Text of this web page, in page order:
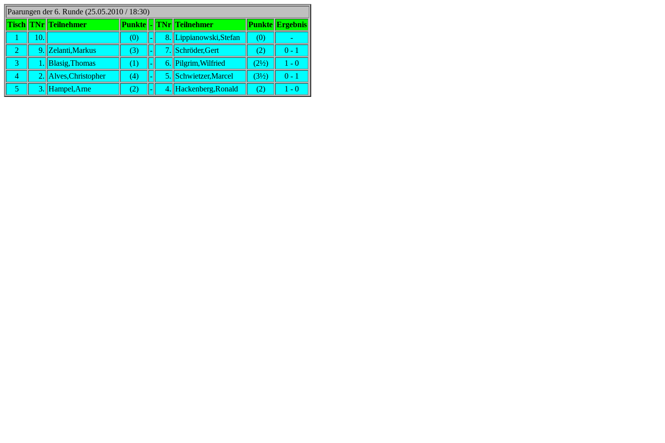
Paarungen der 6. Runde (25.05.2010 / 18:30)
Tisch TNr Teilnehmer Punkte - TNr Teilnehmer Punkte Ergebnis
1
10. (0) - 8. Lippianowski,Stefan (0)
-
2
9. Zelanti,Markus (3) - 7. Schröder,Gert (2)
0 - 1
3
1. Blasig,Thomas (1) - 6. Pilgrim,Wilfried (2½)
1 - 0
4
2. Alves,Christopher (4) - 5. Schwietzer,Marcel (3½)
0 - 1
5
3. Hampel,Arne (2) - 4. Hackenberg,Ronald (2) 1 - 0